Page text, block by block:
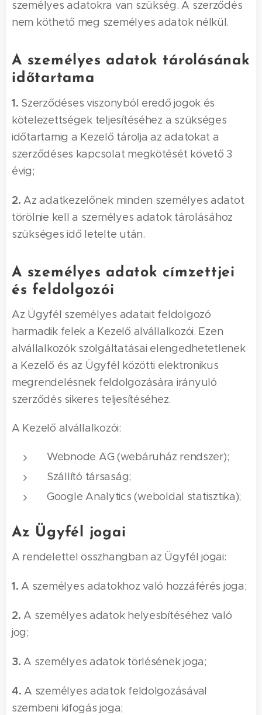
személyes adatokra van szükség. A szerződés
nem köthető meg személyes adatok nélkül.
A személyes adatok tárolásának
időtartama
1. Szerződéses viszonyból eredő jogok és
kötelezettségek teljesítéséhez a szükséges
időtartamig a Kezelő tárolja az adatokat a
szerződéses kapcsolat megkötését követő 3
évig;
2.Az adatkezelőnek minden személyes adatot
törölnie kell a személyes adatok tárolásához
szükséges idő letelte után.
A személyes adatok címzettjei
és feldolgozói
Az Ügyfél személyes adatait feldolgozó
harmadik felek a Kezelő alvállalkozói. Ezen
alvállalkozók szolgáltatásai elengedhetetlenek
a Kezelő és az Ügyfél közötti elektronikus
megrendelésnek feldolgozására irányuló
szerződés sikeres teljesítéséhez.
A Kezelő alvállalkozói:
Webnode AG (webáruház rendszer);
Szállító társaság;
Google Analytics (weboldal statisztika);
Az Ügyfél jogai
A rendelettel összhangban az Ügyfél jogai:
1.A személyes adatokhoz való hozzáférés joga;
2.A személyes adatok helyesbítéséhez való
jog;
3.A személyes adatok törlésének joga;
4.A személyes adatok feldolgozásával
szembeni kifogás joga;